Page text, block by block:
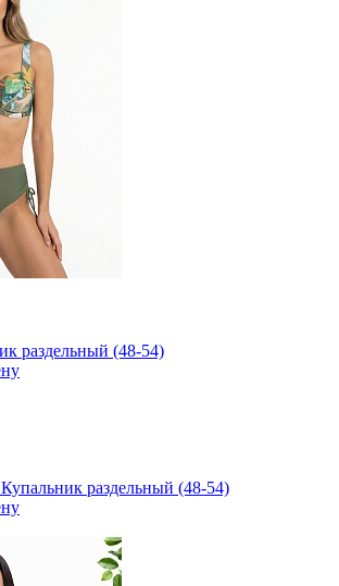
раздельный (48-54)
раздельный (48-54)